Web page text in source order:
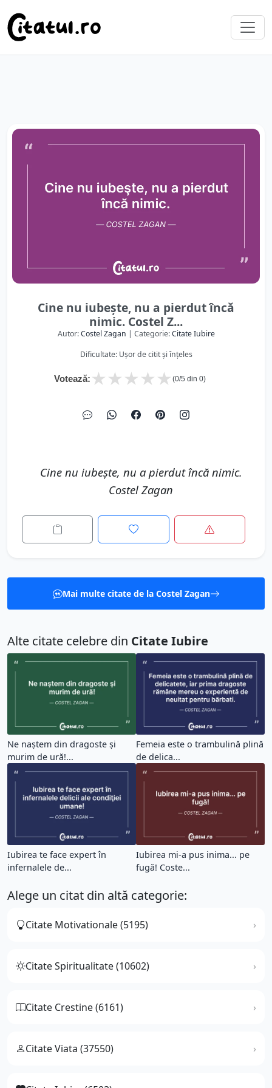
Cine nu iubeşte, nu a pierdut încă
nimic. Costel Z...
Autor:Costel Zagan | Categorie:Citate Iubire
Dificultate: Ușor de citit și înțeles
Votează: ★
★
★
★
★ (0/5 din 0)
Cine nu iubeşte, nu a pierdut încă nimic.
Costel Zagan
Mai multe citate de la Costel Zagan
Alte citate celebre din Citate Iubire
Ne naştem din dragoste şi
murim de ură!...
Femeia este o trambulină plină
de delica...
Iubirea te face expert în
infernalele de...
Iubirea mi-a pus inima... pe
fugă! Coste...
Alege un citat din altă categorie:
Citate Motivationale (5195)
Citate Spiritualitate (10602)
Citate Crestine (6161)
Citate Viata (37550)